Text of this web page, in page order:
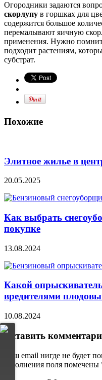
Огородники задаются
скорлупу в горшках для
содержится большое
перемалывают яичную
применения. Нужно
подходит растениям,
субстрат.
Похожие
Элитное жилье в
20.05.2025
Как выбрать
покупке
13.08.2024
Какой
вредителями
10.08.2024
Оставить
Ваш email нигде не будет
заполнения поля помечены